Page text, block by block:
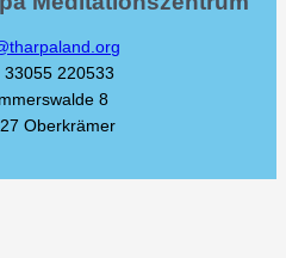
33055 220533
8
Oberkrämer